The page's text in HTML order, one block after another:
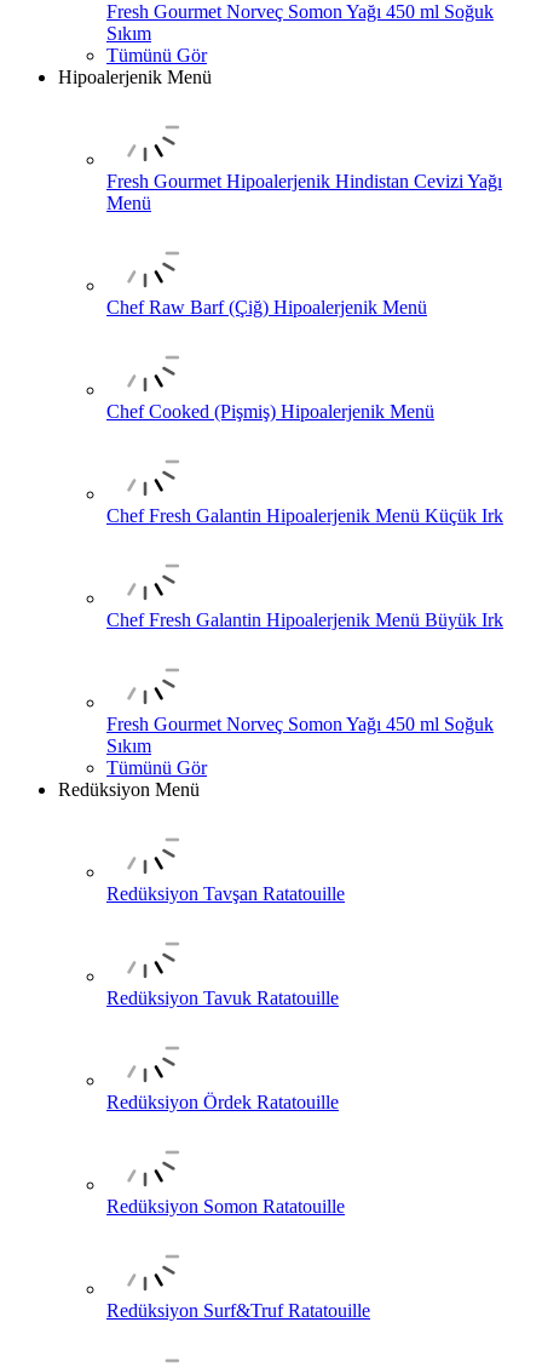
Fresh Gourmet Norveç Somon Yağı 450 ml Soğuk
Sıkım
Tümünü Gör
Hipoalerjenik Menü
Fresh Gourmet Hipoalerjenik Hindistan Cevizi Yağı
Menü
Chef Raw Barf (Çiğ) Hipoalerjenik Menü
Chef Cooked (Pişmiş) Hipoalerjenik Menü
Chef Fresh Galantin Hipoalerjenik Menü Küçük Irk
Chef Fresh Galantin Hipoalerjenik Menü Büyük Irk
Fresh Gourmet Norveç Somon Yağı 450 ml Soğuk
Sıkım
Tümünü Gör
Redüksiyon Menü
Redüksiyon Tavşan Ratatouille
Redüksiyon Tavuk Ratatouille
Redüksiyon Ördek Ratatouille
Redüksiyon Somon Ratatouille
Redüksiyon Surf&Truf Ratatouille